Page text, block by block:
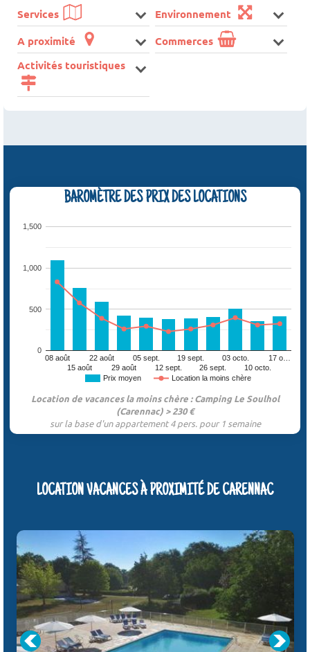
Services
Environnement
A proximité
Commerces
Activités touristiques
BAROMÈTRE DES PRIX DES LOCATIONS
Prix moyen Location la moins chère
08 août
15 août
22 août
29 août
05 sept.
12 sept.
19 sept.
26 sept.
03 octo.
10 octo.
17 o…
0
500
1,000
1,500
Location de vacances la moins chère : Camping Le Soulhol
(Carennac) > 230 €
sur la base d'un appartement 4 pers. pour 1 semaine
LOCATION VACANCES À PROXIMITÉ DE CARENNAC